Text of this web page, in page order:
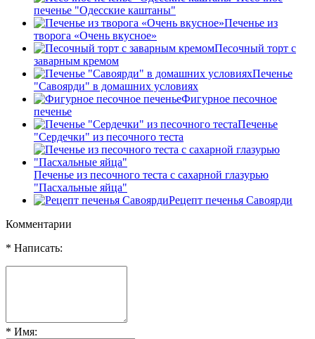
печенье "Одесские каштаны"
Печенье из
творога «Очень вкусное»
Песочный торт с
заварным кремом
Печенье
"Савоярди" в домашних условиях
Фигурное песочное
печенье
Печенье
"Сердечки" из песочного теста
Печенье из песочного теста с сахарной глазурью
"Пасхальные яйца"
Рецепт печенья Савоярди
Комментарии
* Написать:
* Имя: